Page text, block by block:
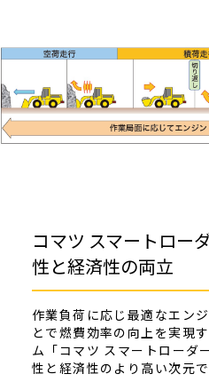
コマツ スマートロー
性と経済性の両立
作業負荷に応じ最適なエン
とで燃費効率の向上を実現
ム「コマツ スマートローダ
性と経済性のより高い次元